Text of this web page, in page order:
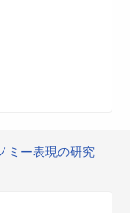
ミー表現の研究